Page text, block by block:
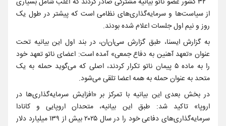
از سیاست‌ها و سرمایه‌گذاری‌های نظامی است که پیشتر در طول یک
روز و نیم اول جلسات اعلام شده بودند.
به گزارش ایسنا، طبق گزارش سی‌ان‌ان، در بند اول این بیانیه تحت
عنوان «تعهد آهنین به دفاع جمعی» آمده است: اعضای ناتو تعهد خود
را به ماده ۵ پیمان ناتو تکرار کردند، اصلی که می‌گوید حمله به یک
متحد به عنوان حمله به همه اعضا تلقی می‌شود.
در بخش بعدی این بیانیه با تمرکز بر «افزایش سرمایه‌گذاری‌ها در
اروپا» تاکید شد: طبق این بیانیه، متحدان اروپایی و کانادا
سرمایه‌گذاری‌های دفاعی خود را در سال ۲۰۲۵ بیش از ۱۳۹ میلیارد دلار